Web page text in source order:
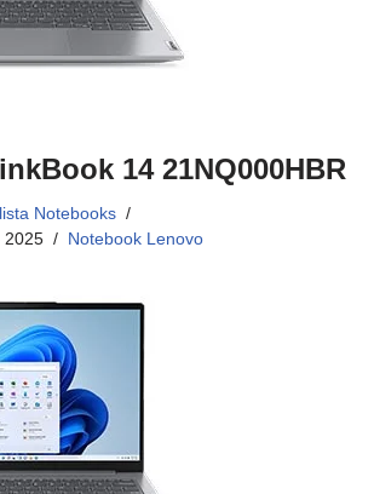
14 21NQ000HBR
Notebooks
2025
Notebook Lenovo